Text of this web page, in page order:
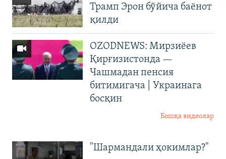
Трамп Эрон бўйича баёнот
қилди
OZODNEWS: Мирзиёев
Қирғизистонда —
Чашмадан пенсия
битимигача | Украинага
босқин
Бошқа видеолар
"Шармандали ҳокимлар?"